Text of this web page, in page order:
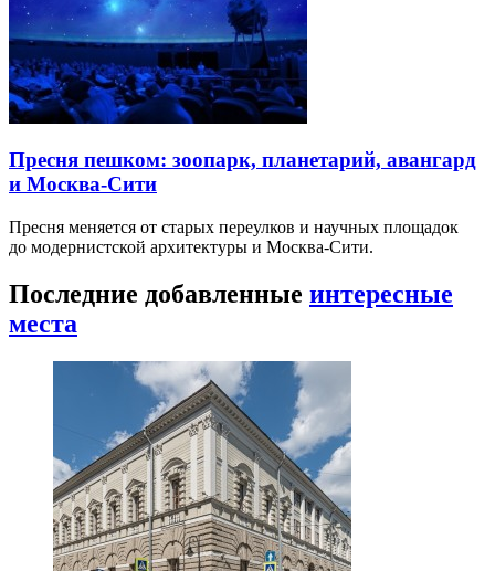
Пресня пешком: зоопарк, планетарий, авангард
и Москва-Сити
Пресня меняется от старых переулков и научных площадок
до модернистской архитектуры и Москва-Сити.
Последние добавленные интересные
места